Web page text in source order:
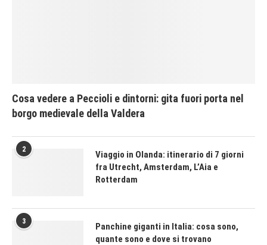
Cosa vedere a Peccioli e dintorni: gita fuori porta nel
borgo medievale della Valdera
2
Viaggio in Olanda: itinerario di 7 giorni
fra Utrecht, Amsterdam, L’Aia e
Rotterdam
3
Panchine giganti in Italia: cosa sono,
quante sono e dove si trovano